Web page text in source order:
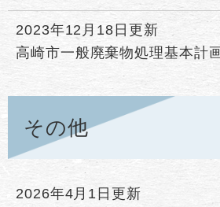
2023年12月18日更新
高崎市一般廃棄物処理基本計
その他
2026年4月1日更新